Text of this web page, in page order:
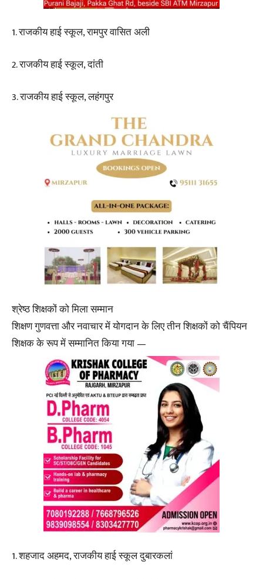
1. राजकीय हाई स्कूल, रामपुर वासित अली
2. राजकीय हाई स्कूल, दांती
3. राजकीय हाई स्कूल, लहंगपुर
श्रेष्ठ शिक्षकों को मिला सम्मान
शिक्षण गुणवत्ता और नवाचार में योगदान के लिए तीन शिक्षकों को चैंपियन
शिक्षक के रूप में सम्मानित किया गया —
1. शहजाद अहमद, राजकीय हाई स्कूल दुबारकलां